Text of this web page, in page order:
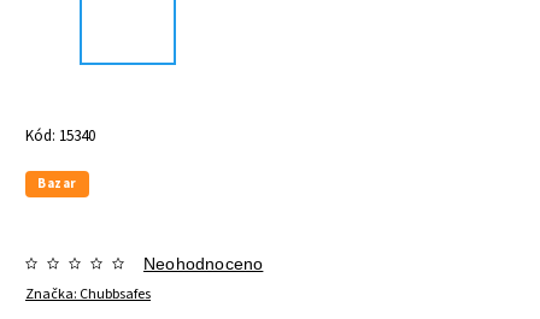
Kód: 15340
Bazar
Značka: Chubbsafes
Neohodnoceno